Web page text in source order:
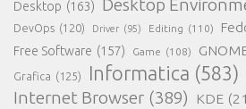
Desktop (163) Desktop
DevOps (120) Driver (95) Editing (110)
Free Software (157) Game (108)
Grafica (125) Informatica (583)
Internet Browser (389) KDE